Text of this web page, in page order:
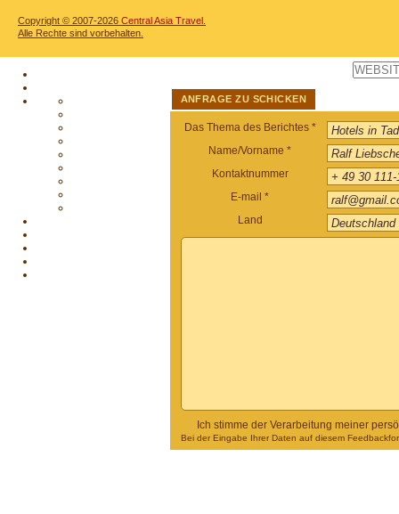
Copyright © 2007-2026 Central Asia Travel.
Alle Rechte sind vorbehalten.
ANFRAGE ZU SCHICKEN
Das Thema des Berichtes *
Name/Vorname *
Kontaktnummer
E-mail *
Land
Ich stimme der Verarbeitung meiner
Bei der Eingabe Ihrer Daten auf diesem